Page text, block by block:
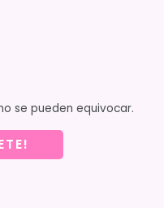
se pueden equivocar.